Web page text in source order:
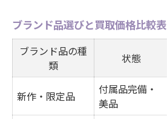
ブランド品選びと買取価格比較表
ブランド品の種
類
状態
新作・限定品
付属品完備・
美品